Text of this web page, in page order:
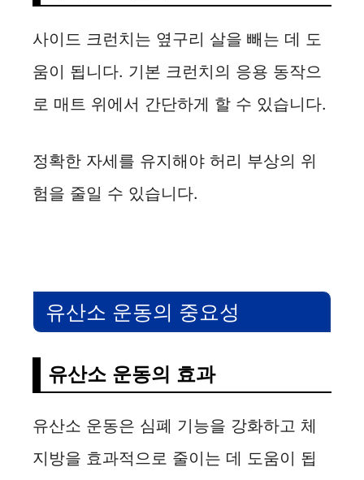
사이드 크런치는 옆구리 살을 빼는 데 도
움이 됩니다. 기본 크런치의 응용 동작으
로 매트 위에서 간단하게 할 수 있습니다.
정확한 자세를 유지해야 허리 부상의 위
험을 줄일 수 있습니다.
유산소 운동의 중요성
유산소 운동의 효과
유산소 운동은 심폐 기능을 강화하고 체
지방을 효과적으로 줄이는 데 도움이 됩